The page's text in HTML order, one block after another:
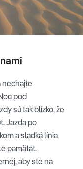
nechajte
pod
sú tak blízko, že
Jazda po
a sladká línia
pamätať.
aby ste na